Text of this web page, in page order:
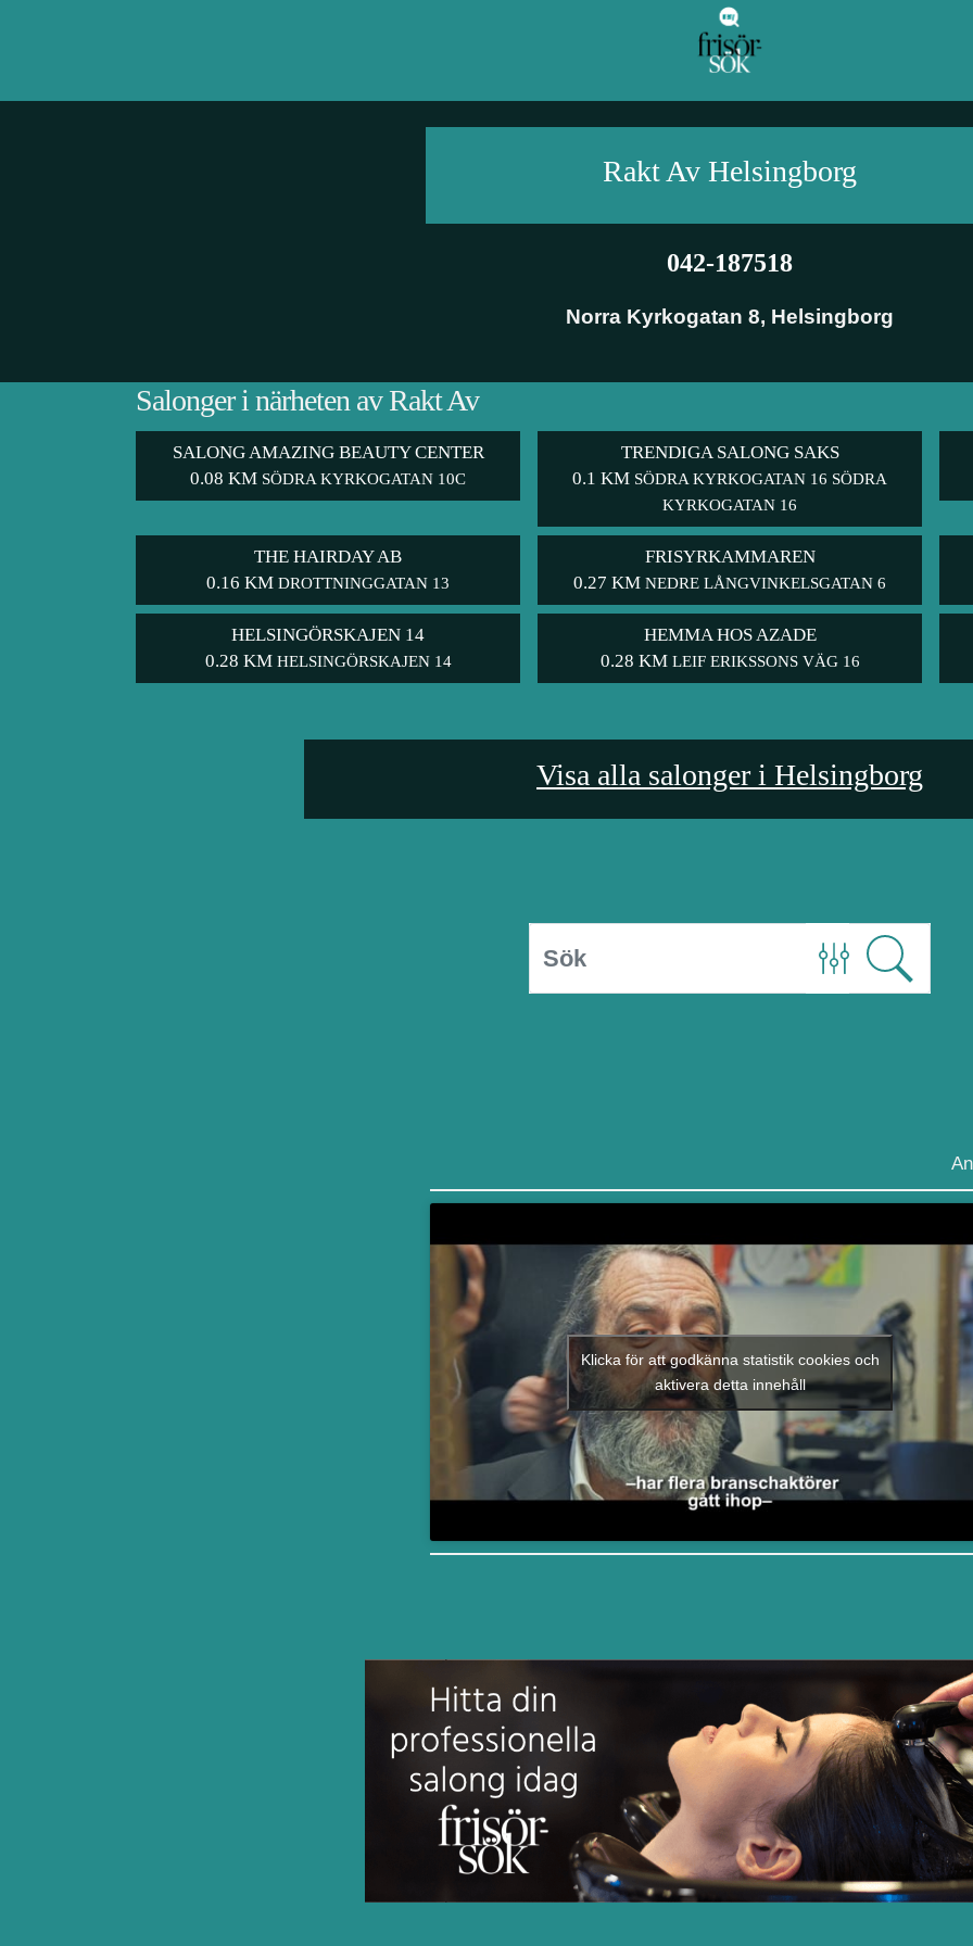
Rakt Av Helsingborg
042-187518
Norra Kyrkogatan 8, Helsingborg
Salonger i närheten av Rakt Av
SALONG AMAZING BEAUTY CENTER
0.08 KM SÖDRA KYRKOGATAN 10C
TRENDIGA SALONG SAKS
0.1 KM SÖDRA KYRKOGATAN 16 SÖDRA
KYRKOGATAN 16
THE HAIRDAY AB
0.16 KM DROTTNINGGATAN 13
FRISYRKAMMAREN
0.27 KM NEDRE LÅNGVINKELSGATAN 6
HELSINGÖRSKAJEN 14
0.28 KM HELSINGÖRSKAJEN 14
HEMMA HOS AZADE
0.28 KM LEIF ERIKSSONS VÄG 16
Visa alla salonger i Helsingborg
Klicka för att godkänna statistik cookies och
aktivera detta innehåll